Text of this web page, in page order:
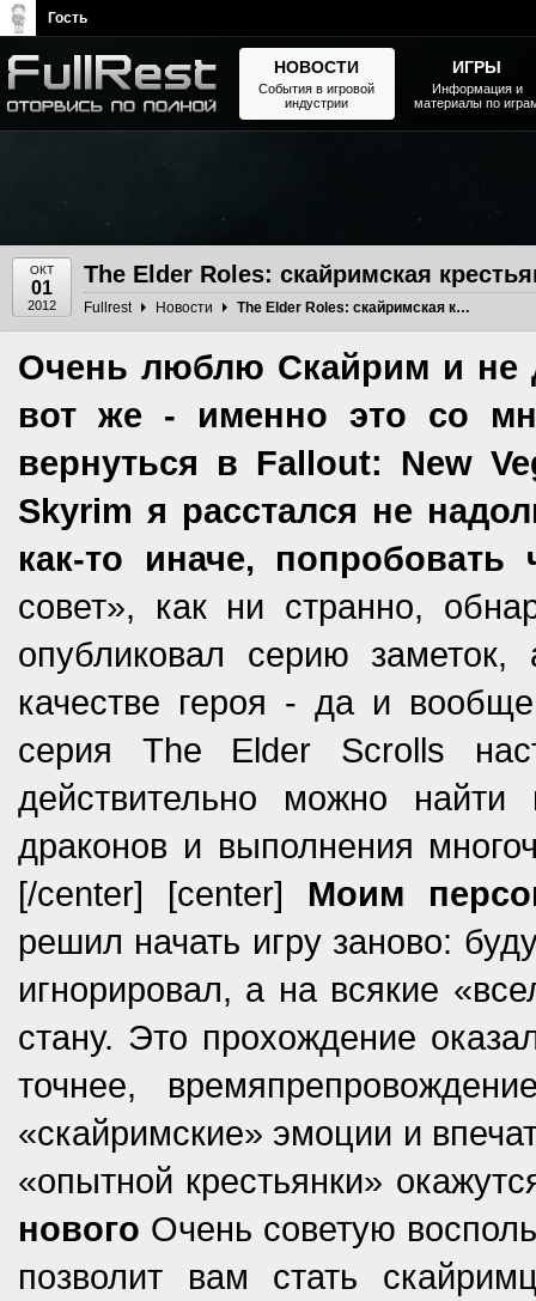
ОКТ
01
2012
The Elder Roles: скайримская
Fullrest Новости The Elder Roles: скайримская крестьянка
Очень люблю Скайрим и не
вот же - именно это со
вернуться в Fallout: New
Skyrim я расстался не
как-то иначе, попробовать
совет», как ни странно,
опубликовал серию
качестве героя - да и
серия The Elder Scrolls
действительно можно
драконов и выполнения
[/center] [center] Моим
решил начать игру заново:
игнорировал, а на всякие
стану. Это прохождение
точнее,
«скайримские» эмоции и
«опытной крестьянки»
нового Очень советую
позволит вам стать
НОВОСТИ
События в игровой
индустрии
ИГРЫ
Информация и
материалы по
Гость